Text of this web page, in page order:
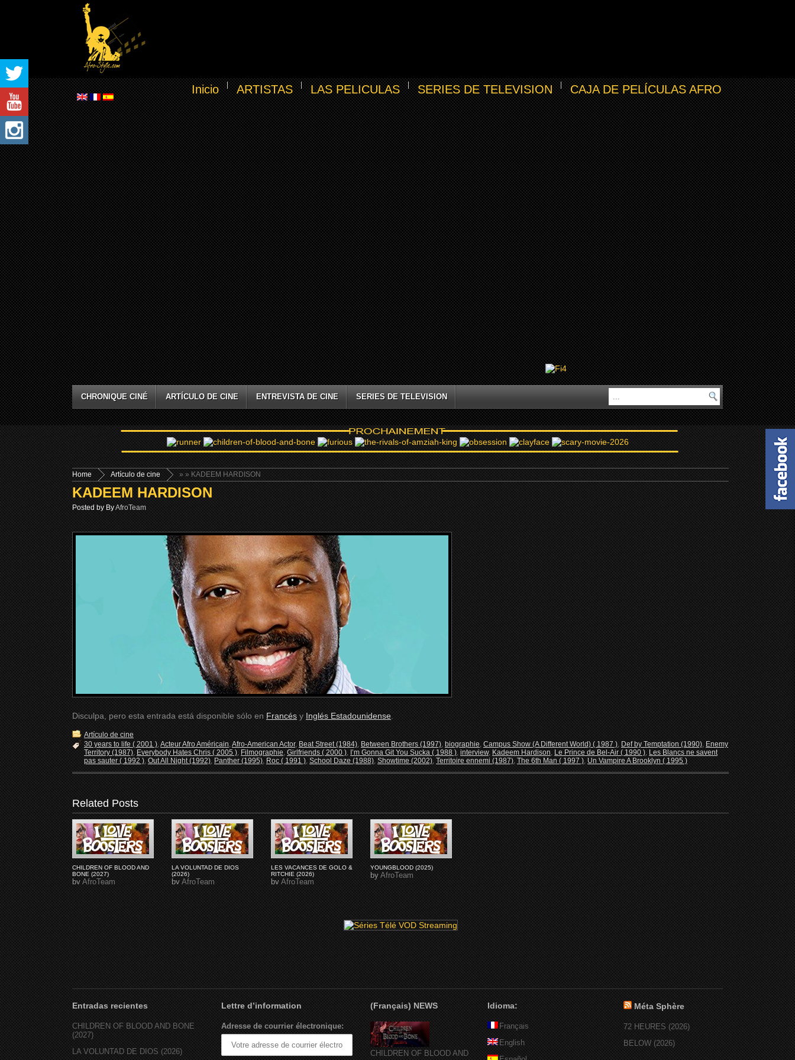
Inicio ARTISTAS LAS PELICULAS SERIES DE TELEVISION CAJA DE PELÍCULAS AFRO
CHRONIQUE CINÉ ARTÍCULO DE CINE ENTREVISTA DE CINE SERIES DE TELEVISION
Home »
Artículo de cine » KADEEM HARDISON
KADEEM HARDISON
Posted by ByAfroTeam
Disculpa, pero esta entrada está disponible sólo enFrancésyInglés Estadounidense.
Artículo de cine
30 years to life ( 2001 ),Acteur Afro Américain,Afro-American Actor,Beat Street (1984),Between Brothers (1997),biographie,Campus Show (A Different World) ( 1987 ),Def by Temptation (1990),Enemy
Territory (1987),Everybody Hates Chris ( 2005 ),Filmographie,Girlfriends ( 2000 ),I’m Gonna Git You Sucka ( 1988 ),interview,Kadeem Hardison,Le Prince de Bel-Air ( 1990 ),Les Blancs ne savent
pas sauter ( 1992 ),Out All Night (1992),Panther (1995),Roc ( 1991 ),School Daze (1988),Showtime (2002),Territoire ennemi (1987),The 6th Man ( 1997 ),Un Vampire A Brooklyn ( 1995 )
Related Posts
CHILDREN OF BLOOD AND
BONE (2027)
byAfroTeam
LA VOLUNTAD DE DIOS
(2026)
byAfroTeam
LES VACANCES DE GOLO &
RITCHIE (2026)
byAfroTeam
YOUNGBLOOD (2025)
byAfroTeam
Entradas recientes
CHILDREN OF BLOOD AND BONE
(2027)
LA VOLUNTAD DE DIOS (2026)
Lettre d’information
Adresse de courrier électronique:
(Français) NEWS
CHILDREN OF BLOOD AND
Idioma:
Français
English
Méta Sphère
72 HEURES (2026)
BELOW (2026)